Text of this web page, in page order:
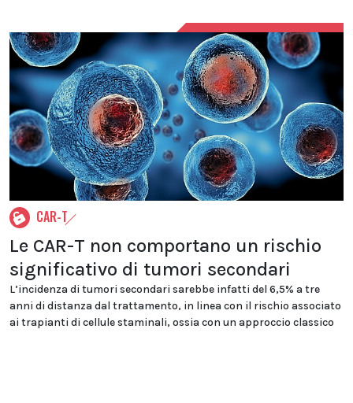
CAR-T
Le CAR-T non comportano un rischio
significativo di tumori secondari
L’incidenza di tumori secondari sarebbe infatti del 6,5% a tre
anni di distanza dal trattamento, in linea con il rischio associato
ai trapianti di cellule staminali, ossia con un approccio classico